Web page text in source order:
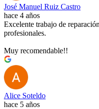
José Manuel Ruiz Castro
hace 4 años
Excelente trabajo de
profesionales.
Muy recomendable!!
Alice Soteldo
hace 5 años